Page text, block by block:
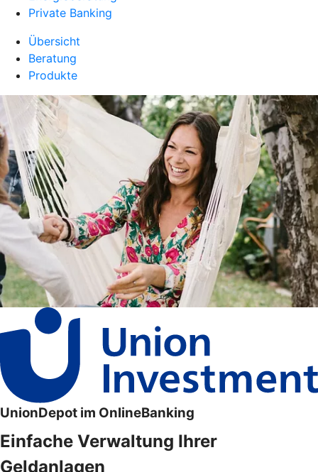
Private Banking
Übersicht
Beratung
Produkte
UnionDepot im OnlineBanking
Einfache Verwaltung Ihrer
Geldanlagen